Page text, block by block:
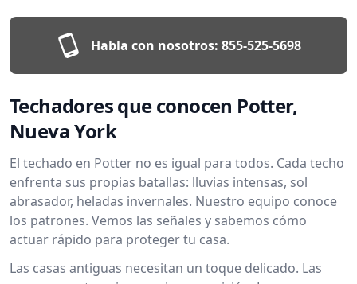
Habla con nosotros: 855-525-5698
Techadores que conocen Potter,
Nueva York
El techado en Potter no es igual para todos. Cada techo
enfrenta sus propias batallas: lluvias intensas, sol
abrasador, heladas invernales. Nuestro equipo conoce
los patrones. Vemos las señales y sabemos cómo
actuar rápido para proteger tu casa.
Las casas antiguas necesitan un toque delicado. Las